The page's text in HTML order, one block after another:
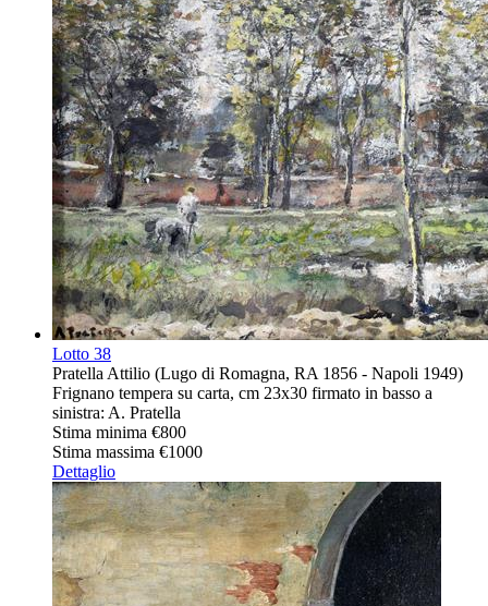
Lotto 38
Pratella Attilio (Lugo di Romagna, RA 1856 - Napoli 1949)
Frignano tempera su carta, cm 23x30 firmato in basso a
sinistra: A. Pratella
Stima minima €800
Stima massima €1000
Dettaglio